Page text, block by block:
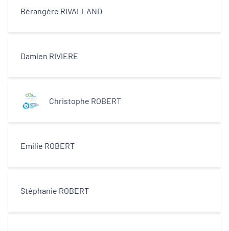
Bérangère RIVALLAND
Damien RIVIERE
Christophe ROBERT
Emilie ROBERT
Stéphanie ROBERT